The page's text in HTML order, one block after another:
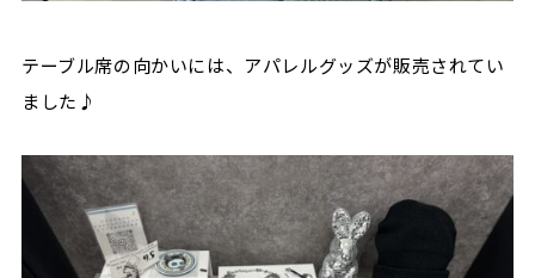
テーブル席の向かいには、アパレルグッズが販売されてい
ました♪